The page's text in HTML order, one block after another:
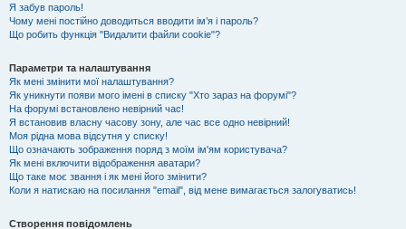
Я забув пароль!
Чому мені постійно доводиться вводити ім’я і пароль?
Що робить функція "Видалити файли cookie"?
Параметри та налаштування
Як мені змінити мої налаштування?
Як уникнути появи мого імені в списку "Хто зараз на форумі"?
На форумі встановлено невірний час!
Я встановив власну часову зону, але час все одно невірний!
Моя рідна мова відсутня у списку!
Що означають зображення поряд з моїм ім'ям користувача?
Як мені включити відображення аватари?
Що таке моє звання і як мені його змінити?
Коли я натискаю на посилання "email", від мене вимагається залогуватись!
Створення повідомлень